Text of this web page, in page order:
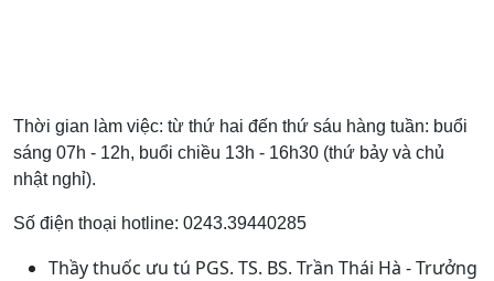
Thời gian làm việc: từ thứ hai đến thứ sáu hàng tuần: buổi
sáng 07h - 12h, buổi chiều 13h - 16h30 (thứ bảy và chủ
nhật nghỉ).
Số điện thoại hotline: 0243.39440285
Thầy thuốc ưu tú PGS. TS. BS. Trần Thái Hà - Trưởng